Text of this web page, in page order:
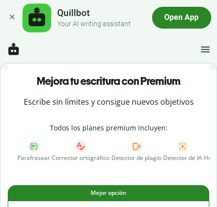
Quillbot
Your AI writing assistant
Open App
Mejora tu escritura con Premium
Escribe sin límites y consigue nuevos objetivos
Todos los planes premium incluyen:
Parafrasear Corrector ortográfico Detector de plagio Detector de IA
Mejor opción